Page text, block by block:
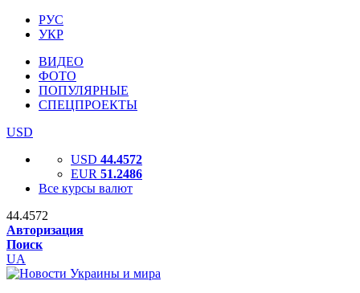
РУС
УКР
ВИДЕО
ФОТО
ПОПУЛЯРНЫЕ
СПЕЦПРОЕКТЫ
USD
USD 44.4572
EUR 51.2486
Все курсы валют
44.4572
Авторизация
Поиск
UA